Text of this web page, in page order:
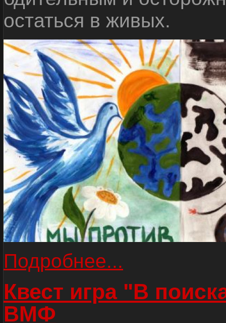
остаться в живых.
Подробнее...
Квест игра "В
ВМФ